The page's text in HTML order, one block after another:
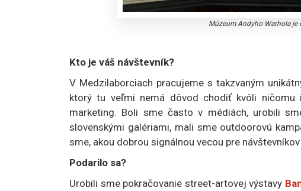
Múzeum Andyho Warhola je
Kto je váš návštevník?
V Medzilaborciach pracujeme s takzvaným
ktorý tu veľmi nemá dôvod chodiť kvôli ničomu
marketing. Boli sme často v médiách, urobili
slovenskými galériami, mali sme outdoorovú
sme, akou dobrou signálnou vecou pre
Podarilo sa?
Urobili sme pokračovanie street-artovej výstavy